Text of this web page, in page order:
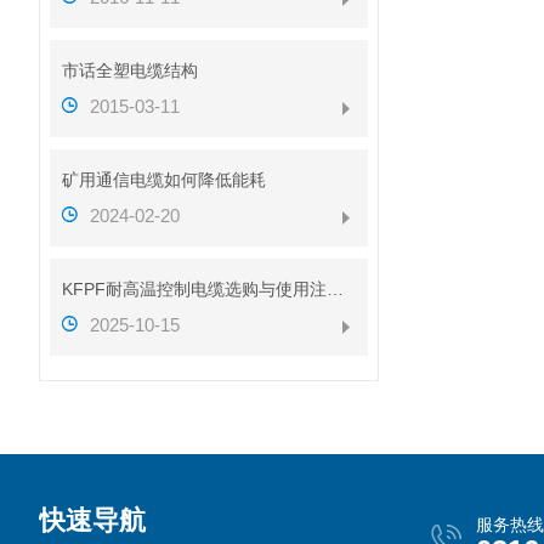
市话全塑电缆结构
2015-03-11
矿用通信电缆如何降低能耗
2024-02-20
2025-10-15
快速导航 服务热线